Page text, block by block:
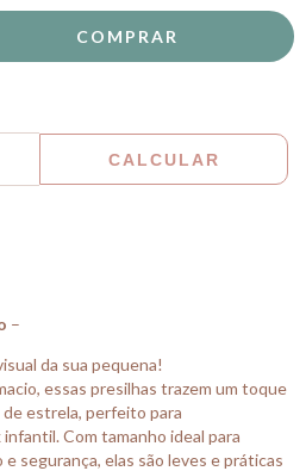
CALCULAR
–
da sua pequena!
essas presilhas trazem um toque
estrela, perfeito para
Com tamanho ideal para
segurança, elas são leves e práticas